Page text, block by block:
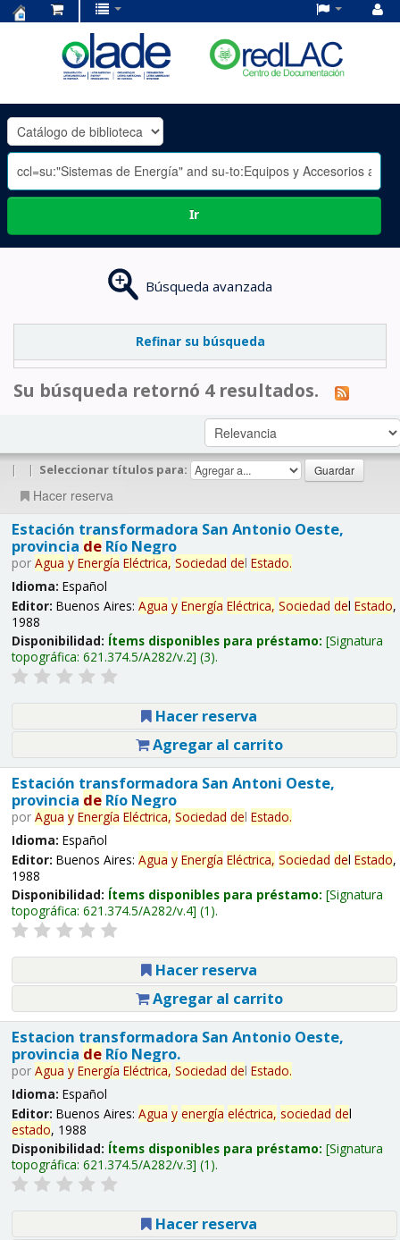
OLADE
-
Ir
Búsqueda avanzada
Refinar su búsqueda
Su búsqueda retornó 4 resultados.
| | Seleccionar títulos para:
Hacer reserva
Estación transformadora San Antonio Oeste,
provincia deRío Negro
por Agua y Energía Eléctrica, Sociedad del Estado.
Idioma: Español
Editor: Buenos Aires: Agua y Energía Eléctrica, Sociedad del Estado,
1988
Disponibilidad: Ítems disponibles para préstamo: Signatura
topográfica: 621.374.5/A282/v.2 (3).
Hacer reserva
Agregar al carrito
Estación transformadora San Antoni Oeste,
provincia deRío Negro
por Agua y Energía Eléctrica, Sociedad del Estado.
Idioma: Español
Editor: Buenos Aires: Agua y Energía Eléctrica, Sociedad del Estado,
1988
Disponibilidad: Ítems disponibles para préstamo: Signatura
topográfica: 621.374.5/A282/v.4 (1).
Hacer reserva
Agregar al carrito
Estacion transformadora San Antonio Oeste,
provincia deRío Negro.
por Agua y Energía Eléctrica, Sociedad del Estado.
Idioma: Español
Editor: Buenos Aires: Agua y energía eléctrica, sociedad del
estado, 1988
Disponibilidad: Ítems disponibles para préstamo: Signatura
topográfica: 621.374.5/A282/v.3 (1).
Hacer reserva